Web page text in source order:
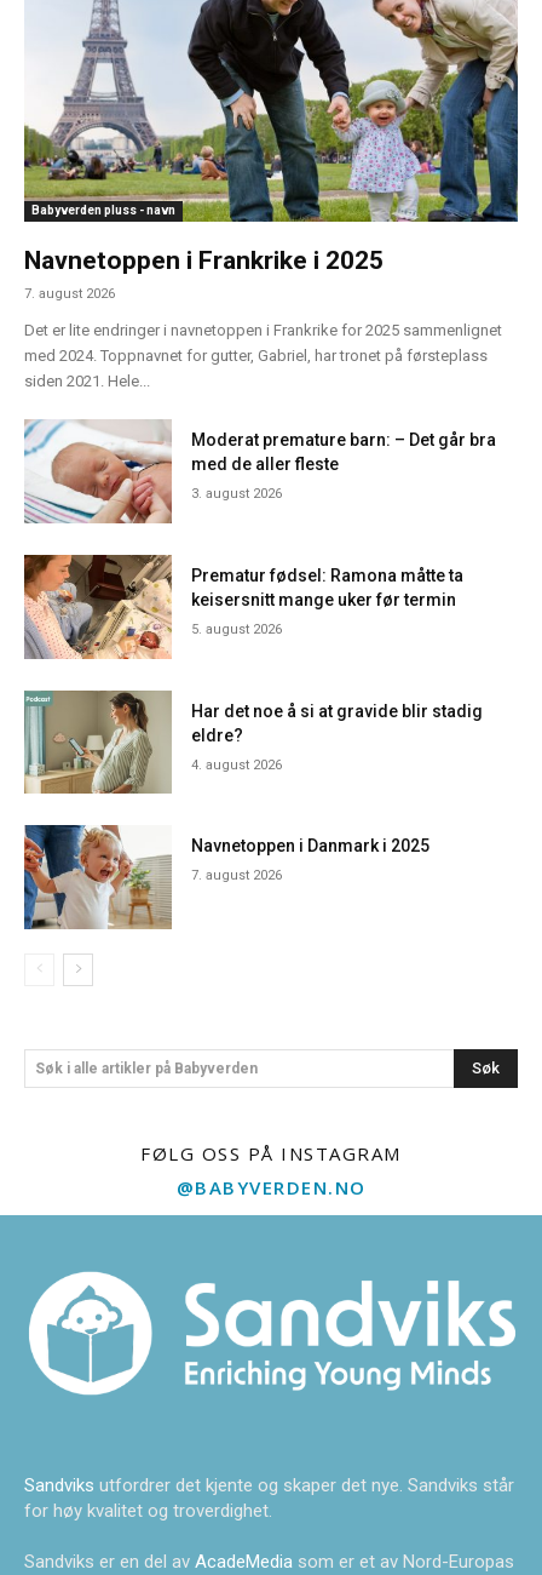
Babyverden pluss - navn
Navnetoppen i Frankrike i 2025
7. august 2026
Det er lite endringer i navnetoppen i Frankrike for 2025 sammenlignet
med 2024. Toppnavnet for gutter, Gabriel, har tronet på førsteplass
siden 2021. Hele...
Moderat premature barn: – Det går bra
med de aller fleste
3. august 2026
Prematur fødsel: Ramona måtte ta
keisersnitt mange uker før termin
5. august 2026
Har det noe å si at gravide blir stadig
eldre?
4. august 2026
Navnetoppen i Danmark i 2025
7. august 2026
Søk i alle artikler på Babyverden Søk
FØLG OSS PÅ INSTAGRAM
@BABYVERDEN.NO
Sandviks utfordrer det kjente og skaper det nye. Sandviks står
for høy kvalitet og troverdighet.
Sandviks er en del av AcadeMedia som er et av Nord-Europas